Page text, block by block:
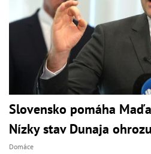
Slovensko pomáha
Nízky stav Dunaja
Domáce